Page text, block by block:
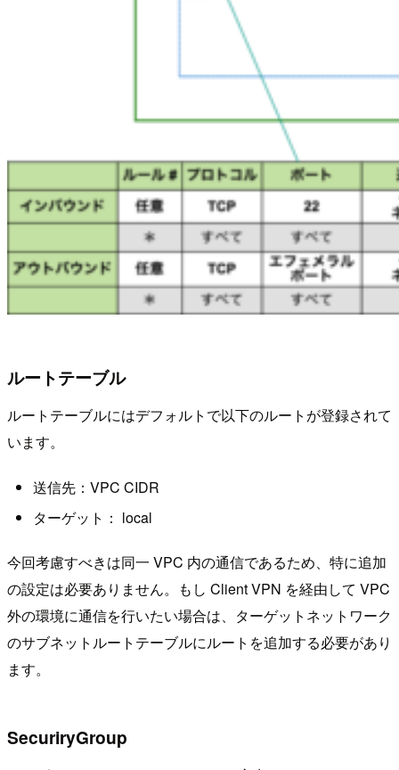
ルートテーブル
ルートテーブルにはデフォルトで以下のルートが登録されて
います。
送信先：VPC CIDR
ターゲット： local
今回考慮すべきは同一 VPC 内の通信であるため、特に追加
の設定は必要ありません。もし Client VPN を経由して VPC
外の環境に通信を行いたい場合は、ターゲットネットワーク
のサブネットルートテーブルにルートを追加する必要があり
ます。
SecuriryGroup